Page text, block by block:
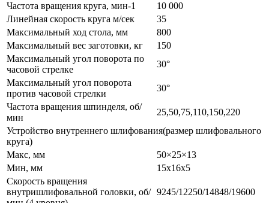
Частота вращения круга, мин-1
10 000
Линейная скорость круга м/сек
35
Максимальный ход стола, мм
800
Максимальный вес заготовки, кг
150
Максимальный угол поворота по
часовой стрелке
30°
Максимальный угол поворота
против часовой стрелки
30°
Частота вращения шпинделя, об/
мин
25,50,75,110,150,220
Устройство внутреннего шлифования(размер шлифовального
круга)
Макс, мм
50×25×13
Мин, мм
15х16х5
Скорость вращения
внутришлифовальной головки, об/ 9245/12250/14848/19600